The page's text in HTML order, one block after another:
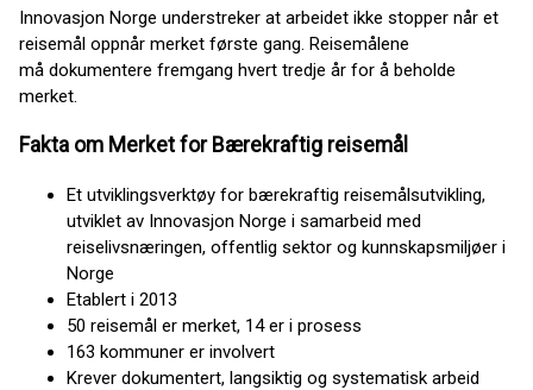
Innovasjon Norge understreker at arbeidet ikke stopper når et
reisemål oppnår merket første gang. Reisemålene
må dokumentere fremgang hvert tredje år for å beholde
merket.
Fakta om Merket for Bærekraftig reisemål
Et utviklingsverktøy for bærekraftig reisemålsutvikling,
utviklet av Innovasjon Norge i samarbeid med
reiselivsnæringen, offentlig sektor og kunnskapsmiljøer i
Norge
Etablert i 2013
50 reisemål er merket, 14 er i prosess
163 kommuner er involvert
Krever dokumentert, langsiktig og systematisk arbeid